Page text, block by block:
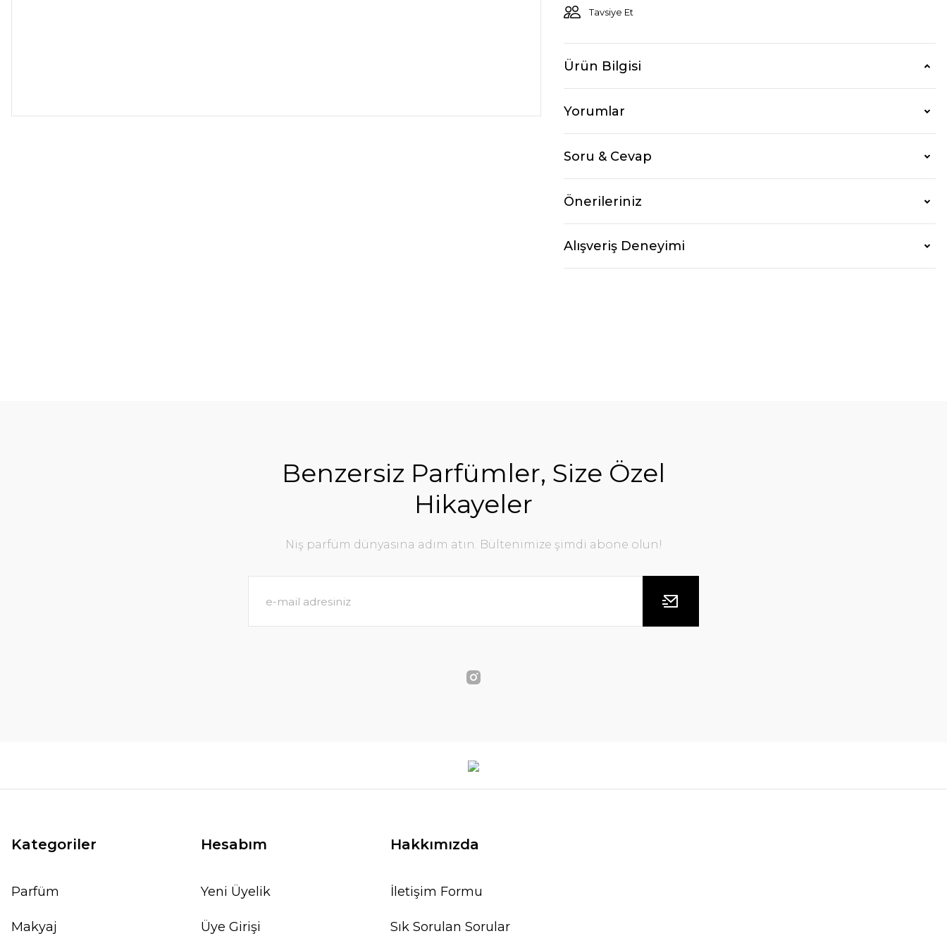
Tavsiye Et
Ürün Bilgisi
Yorumlar
Soru & Cevap
Önerileriniz
Alışveriş Deneyimi
Benzersiz Parfümler, Size Özel
Hikayeler
Niş parfüm dünyasına adım atın. Bültenimize şimdi abone olun!
Kategoriler
Parfüm
Makyaj
Hesabım
Yeni Üyelik
Üye Girişi
Hakkımızda
İletişim Formu
Sık Sorulan Sorular